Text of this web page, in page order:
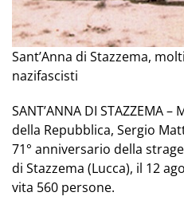
Sant’Anna di Stazzema,
nazifascisti
SANT’ANNA DI STAZZEMA
della Repubblica, Sergio
71° anniversario della
di Stazzema (Lucca), il 12
vita 560 persone.